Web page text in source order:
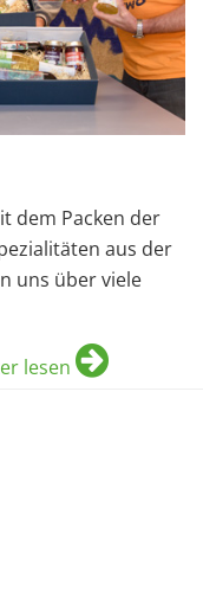
dem Packen der
aus der
uns über viele
lesen